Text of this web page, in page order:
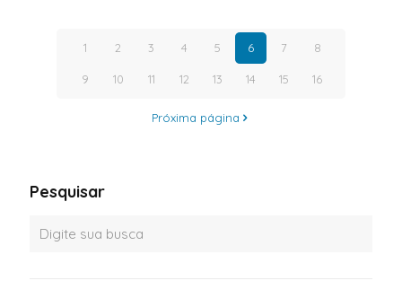
1 2 3 4 5 6 7 8
9 10 11 12 13 14 15 16
Próxima página
Pesquisar